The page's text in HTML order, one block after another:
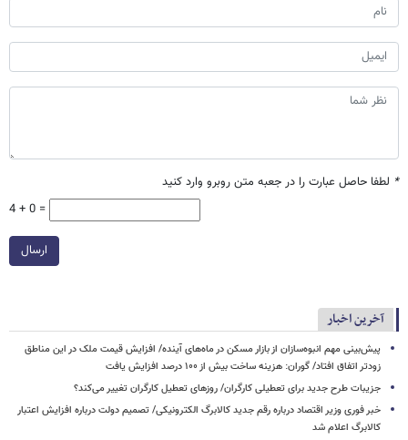
* لطفا حاصل عبارت را در جعبه متن روبرو وارد کنید
4 + 0 =
ارسال
آخرین اخبار
پیش‌بینی مهم انبوه‌سازان از بازار مسکن در ماه‌های آینده/ افزایش قیمت ملک در این مناطق
زودتر اتفاق افتاد/ گوران: هزینه ساخت بیش از ۱۰۰ درصد افزایش یافت
جزیبات طرح جدید برای تعطیلی کارگران/ روزهای تعطیل کارگران تغییر می‌کند؟
خبر فوری وزیر اقتصاد درباره رقم جدید کالابرگ الکترونیکی/ تصمیم دولت درباره افزایش اعتبار
کالابرگ اعلام شد